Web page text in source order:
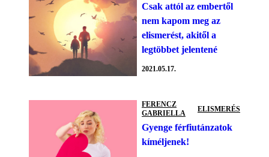
Csak attól az embertől
nem kapom meg az
elismerést, akitől a
legtöbbet jelentené
2021.05.17.
FERENCZ
GABRIELLA
ELISMERÉS
Gyenge férfiutánzatok
kíméljenek!